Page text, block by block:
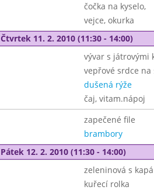
čočka na kyselo,
vejce, okurka
Čtvrtek 11. 2. 2010 (11:30 - 14:00)
vývar s játrovými
vepřové srdce na
dušená rýže
čaj, vitam.nápoj
zapečené file
brambory
Pátek 12. 2. 2010 (11:30 - 14:00)
zeleninová s
kuřecí rolka